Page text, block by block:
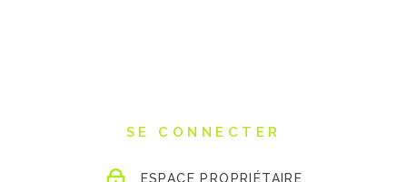
SE CONNECTER
ESPACE PROPRIÉTAIRE